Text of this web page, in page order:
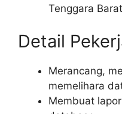
Tenggara
Detail
Merancang,
memelihara
Membuat